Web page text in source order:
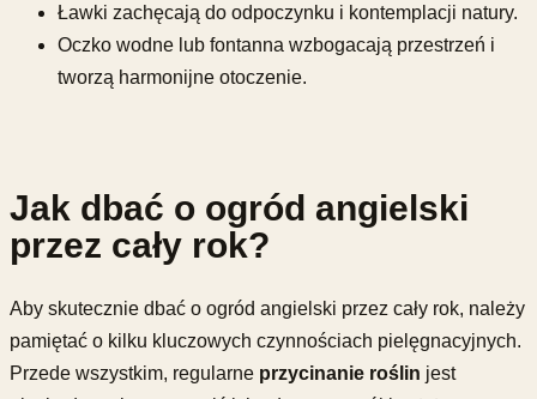
Ławki zachęcają do odpoczynku i kontemplacji natury.
Oczko wodne lub fontanna wzbogacają przestrzeń i
tworzą harmonijne otoczenie.
Jak dbać o ogród angielski
przez cały rok?
Aby skutecznie dbać o ogród angielski przez cały rok, należy
pamiętać o kilku kluczowych czynnościach pielęgnacyjnych.
Przede wszystkim, regularne przycinanie roślin jest